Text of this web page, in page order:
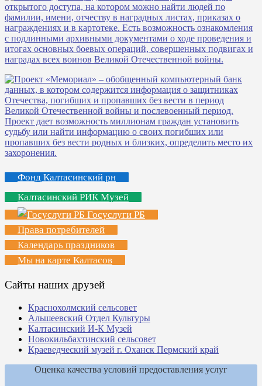
Фонд Калтасинский рн
Калтасинский РИК Музей
Госуслуги РБ
Права потребителей
Календарь праздников
Мы на карте Калтасов
Сайты наших друзей
Краснохолмский сельсовет
Альшеевский Отдел Культуры
Калтасинский И-К Музей
Новокильбахтинский сельсовет
Краеведческий музей г. Оханск Пермский край
Оценка качества условий предоставления услуг